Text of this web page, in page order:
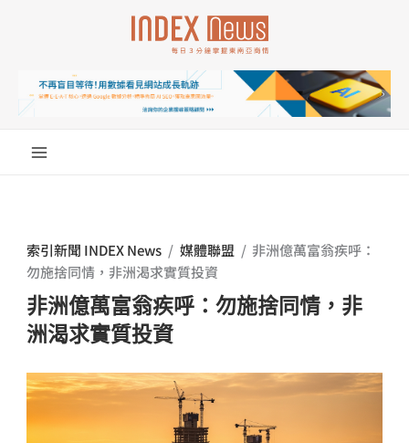
索引新聞 INDEX News / 媒體聯盟 / 非洲億萬富翁疾呼：
勿施捨同情，非洲渴求實質投資
非洲億萬富翁疾呼：勿施捨同情，非
洲渴求實質投資